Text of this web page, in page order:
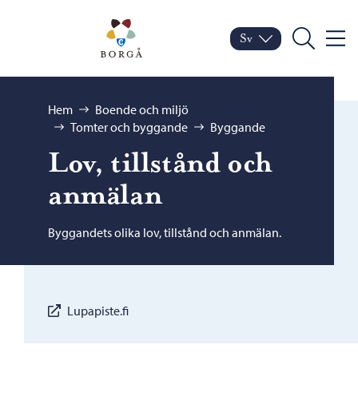
Porvoo – Gå till
Byt språk
Nuvarande språk:
Sv
Sök Meny
Bläddra:
Hem
Boende och miljö
Tomter och byggande
Byggande
Lov, tillstånd och
anmälan
Byggandets olika lov, tillstånd och anmälan.
Lupapiste.fi